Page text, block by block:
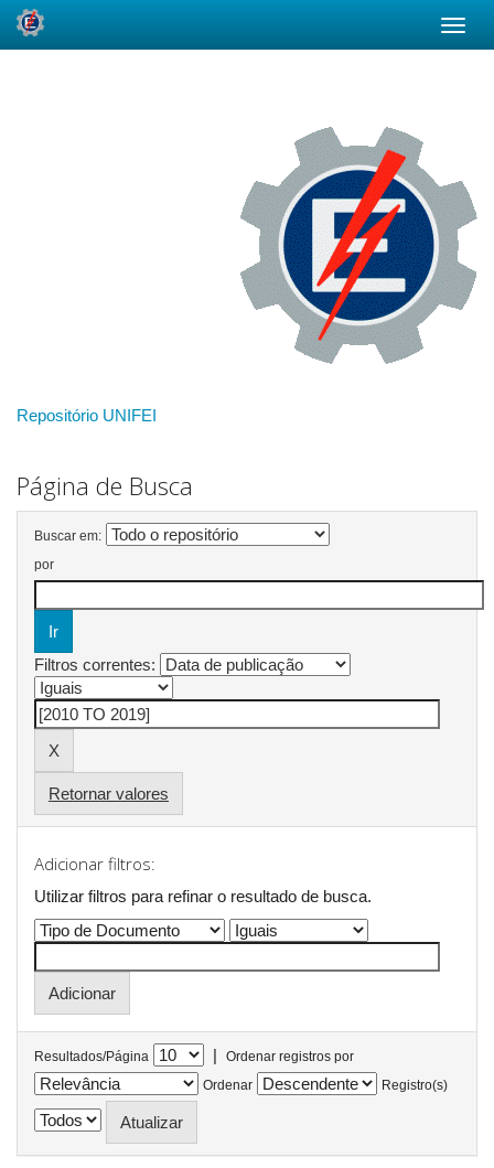
Repositório UNIFEI
Página de Busca
Buscar em:
por
Filtros correntes:
Retornar valores
Adicionar filtros:
Utilizar filtros para refinar o resultado de busca.
Resultados/Página |
Ordenar registros por
Ordenar
Registro(s)